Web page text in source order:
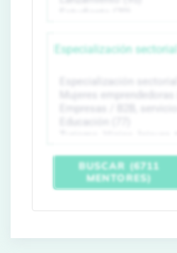
Especialización sectorial
BUSCAR (6711
MENTORES)